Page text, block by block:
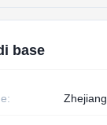
base